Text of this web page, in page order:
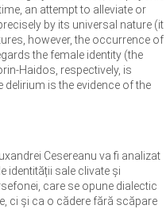
an attempt to alleviate or
by its universal nature (it
however, the occurrence of
the female identity (the
Haidos, respectively, is
is the evidence of the
Cesereanu va fi analizat
identității sale clivate și
care se opune dialectic
ci și ca o cădere fără scăpare